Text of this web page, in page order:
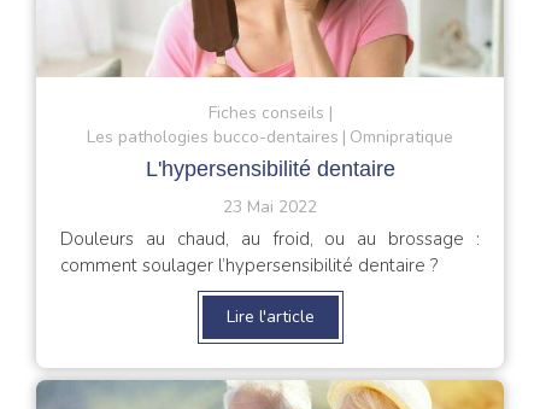
Fiches conseils
Les pathologies bucco-dentaires Omnipratique
L'hypersensibilité dentaire
23 Mai 2022
Douleurs au chaud, au froid, ou au brossage :
comment soulager l’hypersensibilité dentaire ?
Lire l'article